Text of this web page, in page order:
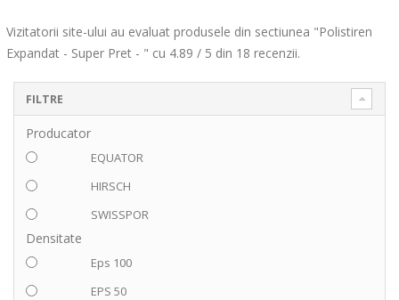
Vizitatorii site-ului au evaluat produsele din sectiunea "Polistiren
Expandat - Super Pret - " cu 4.89 / 5 din 18 recenzii.
FILTRE
Producator
EQUATOR
HIRSCH
SWISSPOR
Densitate
Eps 100
EPS 50